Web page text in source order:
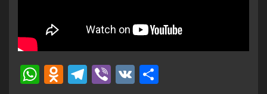
WhatsApp
Odnoklassniki
Telegram
Viber
VK